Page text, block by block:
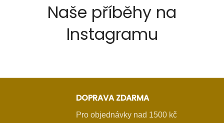
Naše příběhy na
Instagramu
DOPRAVA ZDARMA
Pro objednávky nad 1500 kč